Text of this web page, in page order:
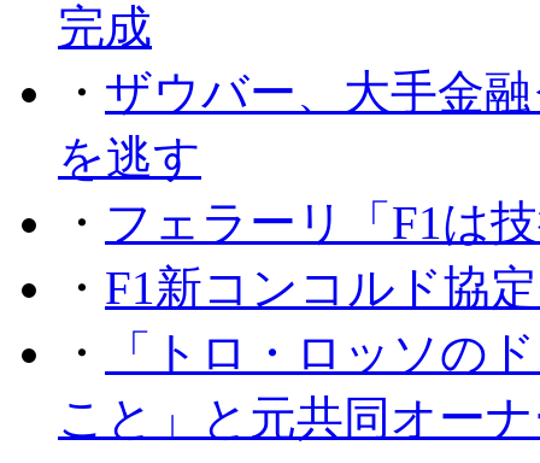
完成
・ ザウバー、大手金
を逃す
・ フェラーリ「F1は
・ F1新コンコルド協
・
「トロ・ロッソの
こと」と元共同オー